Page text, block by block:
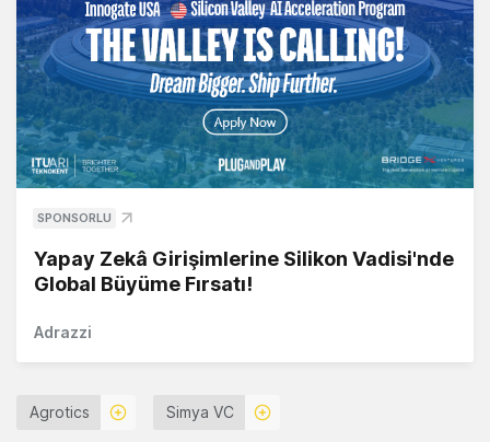
SPONSORLU
Yapay Zekâ Girişimlerine Silikon Vadisi'nde
Global Büyüme Fırsatı!
Adrazzi
Agrotics Simya VC